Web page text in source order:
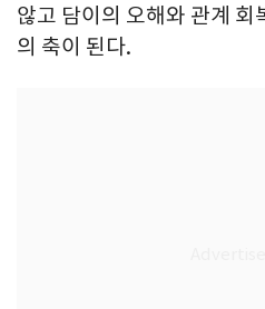
않고 담이의 오해와 관계 회
의 축이 된다.